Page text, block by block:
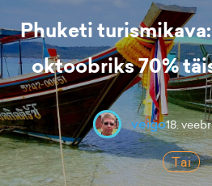
Phuketi
oktoobriks 70%
veigo18.
Tai